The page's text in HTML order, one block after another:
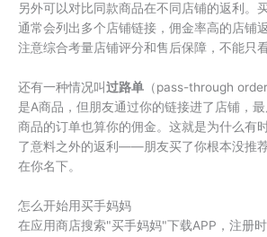
另外可以对比同款商品在不同店铺的返利。
通常会列出多个店铺链接，佣金率高的店铺
注意综合考量店铺评分和售后保障，不能只看
还有一种情况叫过路单 （pass-through
是A商品，但朋友通过你的链接进了店铺，
商品的订单也算你的佣金。这就是为什么有
了意料之外的返利——朋友买了你根本没推
在你名下。
怎么开始用买手妈妈
在应用商店搜索"买手妈妈"下载APP，注册